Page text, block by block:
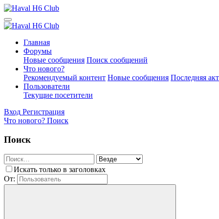
Главная
Форумы
Новые сообщения Поиск сообщений
Что нового?
Рекомендуемый контент Новые сообщения Последняя
Пользователи
Текущие посетители
Вход Регистрация
Что нового? Поиск
Поиск
Искать только в заголовках
От: